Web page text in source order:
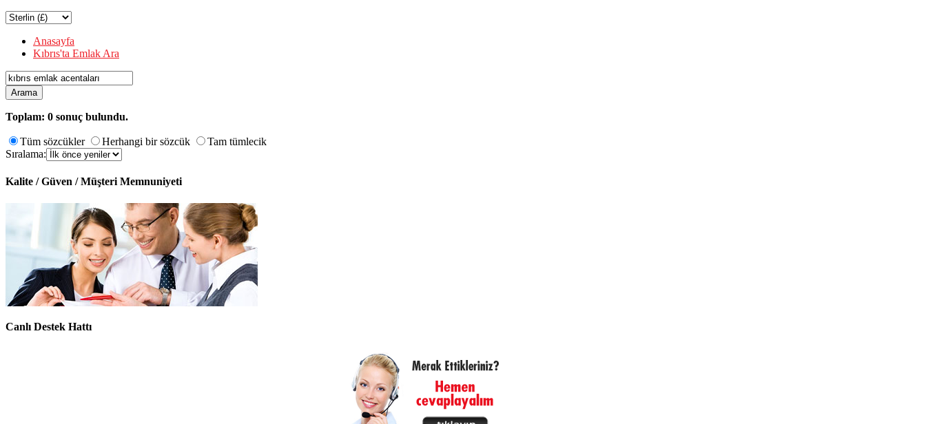
Anasayfa
Kıbrıs'ta Emlak Ara
Arama
Toplam: 0 sonuç bulundu.
Tüm sözcükler Herhangi bir sözcük
Tam tümlecik
Sıralama:
Kalite / Güven / Müşteri Memnuniyeti
Canlı Destek Hattı